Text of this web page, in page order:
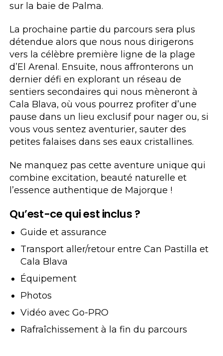
sur la baie de Palma.
La prochaine partie du parcours sera plus
détendue alors que nous nous dirigerons
vers la célèbre première ligne de la plage
d’El Arenal. Ensuite, nous affronterons un
dernier défi en explorant un réseau de
sentiers secondaires qui nous mèneront à
Cala Blava, où vous pourrez profiter d’une
pause dans un lieu exclusif pour nager ou, si
vous vous sentez aventurier, sauter des
petites falaises dans ses eaux cristallines.
Ne manquez pas cette aventure unique qui
combine excitation, beauté naturelle et
l’essence authentique de Majorque !
Qu’est-ce qui est inclus ?
Guide et assurance
Transport aller/retour entre Can Pastilla et
Cala Blava
Équipement
Photos
Vidéo avec Go-PRO
Rafraîchissement à la fin du parcours